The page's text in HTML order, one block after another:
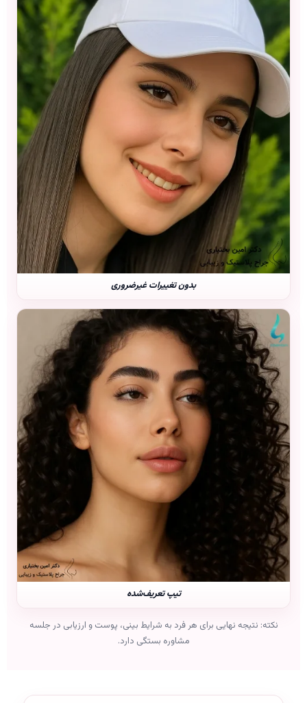
بدون تغییرات غیرضروری
تیپ تعریف‌شده
نکته: نتیجه نهایی برای هر فرد به شرایط بینی، پوست و ارزیابی در جلسه
مشاوره بستگی دارد.